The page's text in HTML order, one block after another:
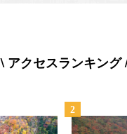
\ アクセスランキング